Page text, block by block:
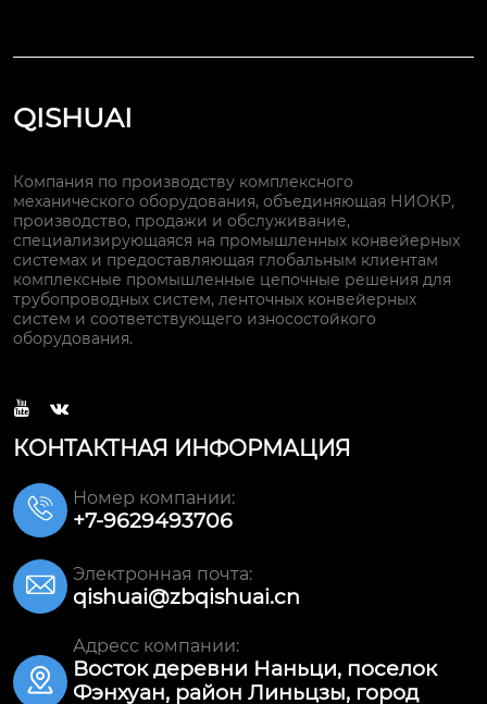
QISHUAI
Компания по производству комплексного
механического оборудования, объединяющая НИОКР,
производство, продажи и обслуживание,
специализирующаяся на промышленных конвейерных
системах и предоставляющая глобальным клиентам
комплексные промышленные цепочные решения для
трубопроводных систем, ленточных конвейерных
систем и соответствующего износостойкого
оборудования.
 
КОНТАКТНАЯ ИНФОРМАЦИЯ
 Номер компании:
+7-9629493706
 Электронная почта:
qishuai@zbqishuai.cn

Адресс компании:
Восток деревни Наньци, поселок
Фэнхуан, район Линьцзы, город